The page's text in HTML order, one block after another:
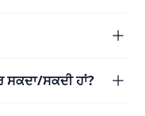
ਸਕਦੀ ਹਾਂ?